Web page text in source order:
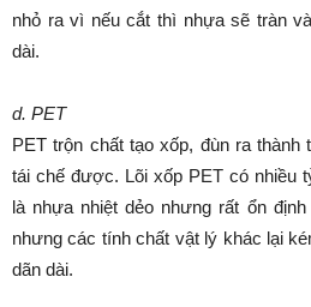
nhỏ ra vì nếu cắt thì nhựa sẽ tràn
dài.
d. PET
PET trộn chất tạo xốp, đùn ra thành
tái chế được. Lõi xốp PET có nhiều
là nhựa nhiệt dẻo nhưng rất ổn
nhưng các tính chất vật lý khác lại
dãn dài.